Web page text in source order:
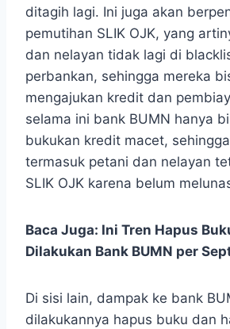
ditagih lagi. Ini juga akan
pemutihan SLIK OJK, yang
dan nelayan tidak lagi di
perbankan, sehingga mereka
mengajukan kredit dan
selama ini bank BUMN hanya
bukukan kredit macet,
termasuk petani dan nelayan
SLIK OJK karena belum
Baca Juga: Ini Tren Hapus
Dilakukan Bank BUMN per
Di sisi lain, dampak ke bank
dilakukannya hapus buku dan